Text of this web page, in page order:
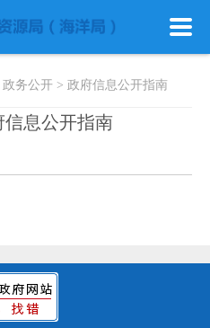
政务公开 > 政府信息公开指南
息公开指南